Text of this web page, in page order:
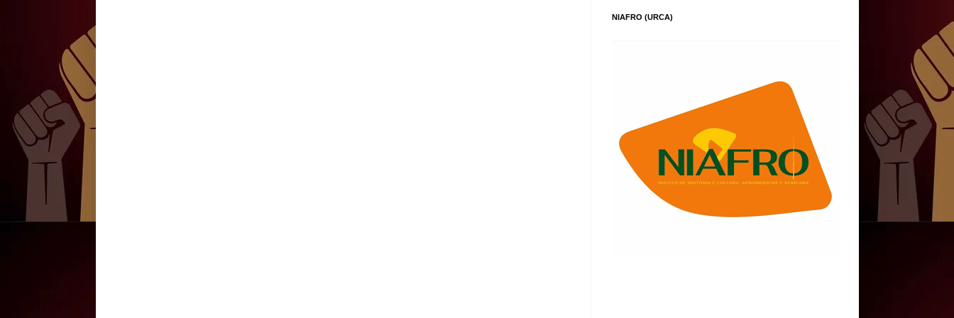
NIAFRO (URCA)